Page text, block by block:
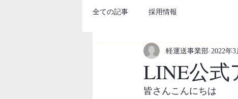
全ての記事 採用情報
LINE公式
軽運送事業部 2022年3
皆さんこんにちは